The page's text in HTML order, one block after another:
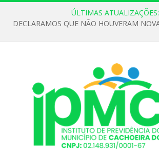
ÚLTIMAS ATUALIZAÇÕES: